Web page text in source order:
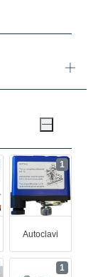
Autoclavi
1
1